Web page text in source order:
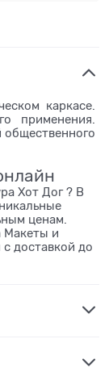
каркасе.
применения.
общественного
Хот Дог ? В
ценам.
Макеты и
доставкой до